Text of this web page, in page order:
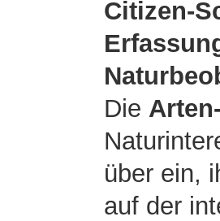
Citizen-
Die
über ein,
auf der